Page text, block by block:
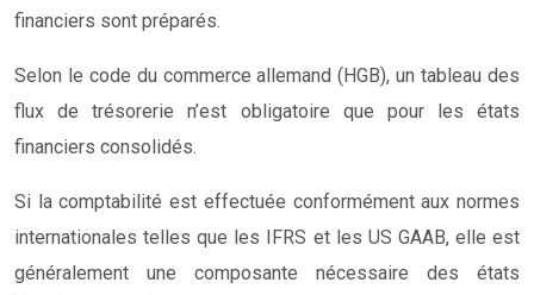
financiers sont préparés.
Selon le code du commerce allemand (HGB), un tableau des
flux de trésorerie n’est obligatoire que pour les états
financiers consolidés.
Si la comptabilité est effectuée conformément aux normes
internationales telles que les IFRS et les US GAAB, elle est
généralement une composante nécessaire des états